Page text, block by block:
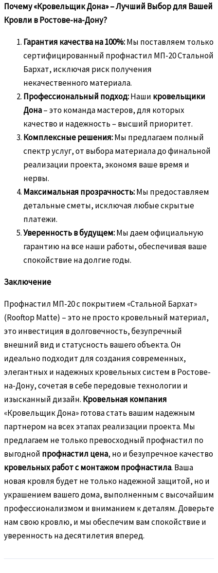
Почему «Кровельщик Дона» – Лучший Выбор для Вашей
Кровли в Ростове-на-Дону?
Гарантия качества на 100%:Мы поставляем только
сертифицированный профнастил МП-20 Стальной
Бархат, исключая риск получения
некачественного материала.
Профессиональный подход:Наши кровельщики
Дона– это команда мастеров, для которых
качество и надежность – высший приоритет.
Комплексные решения:Мы предлагаем полный
спектр услуг, от выбора материала до финальной
реализации проекта, экономя ваше время и
нервы.
Максимальная прозрачность:Мы предоставляем
детальные сметы, исключая любые скрытые
платежи.
Уверенность в будущем:Мы даем официальную
гарантию на все наши работы, обеспечивая ваше
спокойствие на долгие годы.
Заключение
Профнастил МП-20 с покрытием «Стальной Бархат»
(Rooftop Matte) – это не просто кровельный материал,
это инвестиция в долговечность, безупречный
внешний вид и статусность вашего объекта. Он
идеально подходит для создания современных,
элегантных и надежных кровельных систем в Ростове-
на-Дону, сочетая в себе передовые технологии и
изысканный дизайн. Кровельная компания
«Кровельщик Дона» готова стать вашим надежным
партнером на всех этапах реализации проекта. Мы
предлагаем не только превосходный профнастил по
выгодной профнастил цена, но и безупречное качество
кровельных работ с монтажом профнастила. Ваша
новая кровля будет не только надежной защитой, но и
украшением вашего дома, выполненным с высочайшим
профессионализмом и вниманием к деталям. Доверьте
нам свою кровлю, и мы обеспечим вам спокойствие и
уверенность на десятилетия вперед.